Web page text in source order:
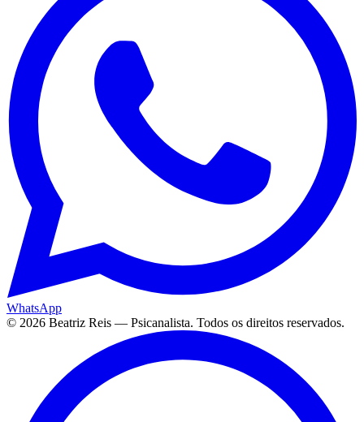
WhatsApp
© 2026 Beatriz Reis — Psicanalista. Todos os direitos reservados.